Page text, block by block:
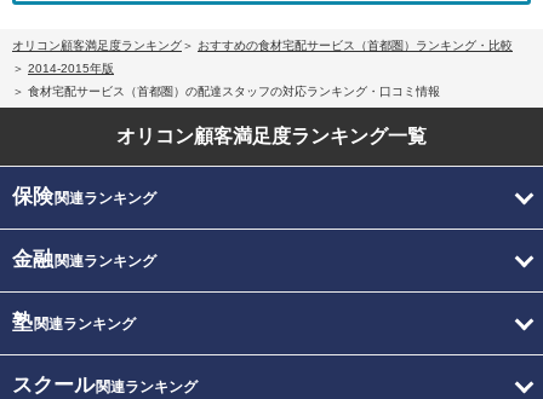
オリコン顧客満足度ランキング
おすすめの食材宅配サービス（首都圏）ランキング・比較
2014-2015年版
食材宅配サービス（首都圏）の配達スタッフの対応ランキング・口コミ情報
オリコン顧客満足度ランキング一覧
保険関連ランキング
金融関連ランキング
塾関連ランキング
スクール関連ランキング